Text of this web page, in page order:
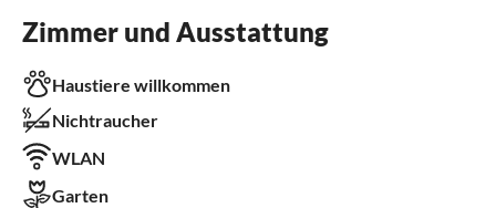
Zimmer und Ausstattung
Haustiere willkommen
Nichtraucher
WLAN
Garten